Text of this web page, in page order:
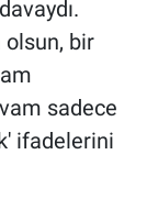
bir
sadece
ifadelerini